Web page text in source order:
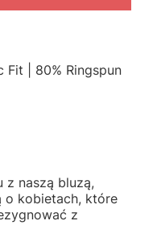
Fit | 80% Ringspun
z naszą bluzą,
o kobietach, które
z